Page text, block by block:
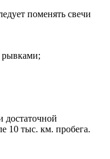
поменять свечи
рывками;
достаточной
10 тыс. км. пробега.